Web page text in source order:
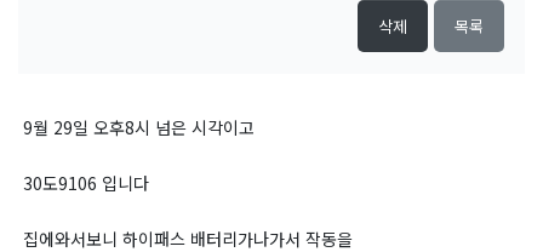
삭제 목록
9월 29일 오후8시 넘은 시각이고
30도9106 입니다
집에와서보니 하이패스 배터리가나가서 작동을